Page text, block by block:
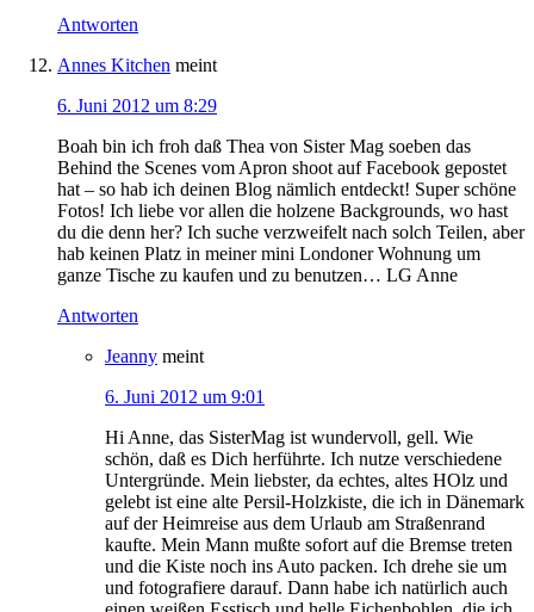
Antworten
Annes Kitchen meint
6. Juni 2012 um 8:29
Boah bin ich froh daß Thea von Sister Mag soeben das
Behind the Scenes vom Apron shoot auf Facebook gepostet
hat – so hab ich deinen Blog nämlich entdeckt! Super schöne
Fotos! Ich liebe vor allen die holzene Backgrounds, wo hast
du die denn her? Ich suche verzweifelt nach solch Teilen, aber
hab keinen Platz in meiner mini Londoner Wohnung um
ganze Tische zu kaufen und zu benutzen… LG Anne
Antworten
Jeanny meint
6. Juni 2012 um 9:01
Hi Anne, das SisterMag ist wundervoll, gell. Wie
schön, daß es Dich herführte. Ich nutze verschiedene
Untergründe. Mein liebster, da echtes, altes HOlz und
gelebt ist eine alte Persil-Holzkiste, die ich in Dänemark
auf der Heimreise aus dem Urlaub am Straßenrand
kaufte. Mein Mann mußte sofort auf die Bremse treten
und die Kiste noch ins Auto packen. Ich drehe sie um
und fotografiere darauf. Dann habe ich natürlich auch